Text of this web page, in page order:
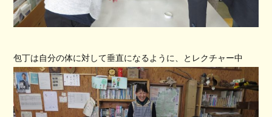
包丁は自分の体に対して垂直になるように、とレクチャー中